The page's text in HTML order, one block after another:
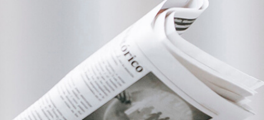
PERSONAL LABORAL
COMLL
SALUD Y APOYO AL
AGENCIA DE
VIDA
PROFESIONAL
OFERTAS Y
TRANSPARENCIA
TRÁMITES CONSULTA
MÉDICA